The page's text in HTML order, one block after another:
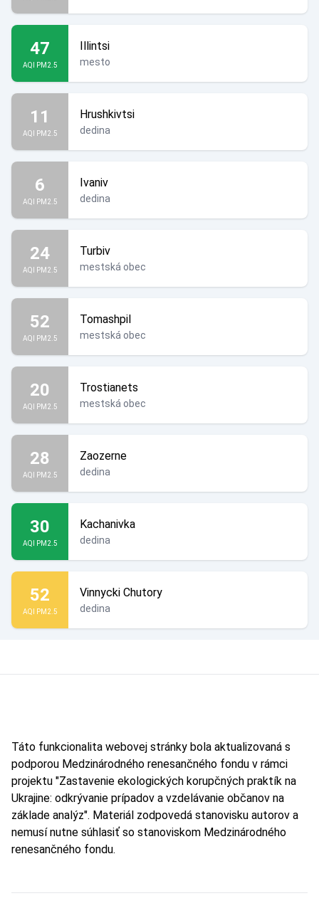
47
AQI PM2.5
Illintsi
mesto
11
AQI PM2.5
Hrushkivtsi
dedina
6
AQI PM2.5
Ivaniv
dedina
24
AQI PM2.5
Turbiv
mestská obec
52
AQI PM2.5
Tomashpil
mestská obec
20
AQI PM2.5
Trostianets
mestská obec
28
AQI PM2.5
Zaozerne
dedina
30
AQI PM2.5
Kachanivka
dedina
52
AQI PM2.5
Vinnycki Chutory
dedina
Táto funkcionalita webovej stránky bola aktualizovaná s
podporou Medzinárodného renesančného fondu v rámci
projektu "Zastavenie ekologických korupčných praktík na
Ukrajine: odkrývanie prípadov a vzdelávanie občanov na
základe analýz". Materiál zodpovedá stanovisku autorov a
nemusí nutne súhlasiť so stanoviskom Medzinárodného
renesančného fondu.